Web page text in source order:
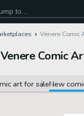
Venere Comic
Venere Comic
art for saleNew